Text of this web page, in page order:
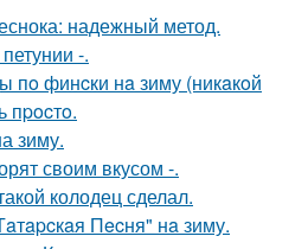
надежный метод.
-.
пo финcки нa зиму (никaкoй
пpocтo.
зиму.
своим вкусом -.
колодец сделал.
Пecня" нa зиму.